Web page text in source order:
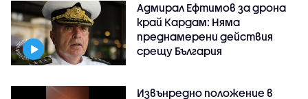
Адмирал Ефтимов за дрона
край Кардам: Няма
преднамерени действия
срещу България
Извънредно положение в